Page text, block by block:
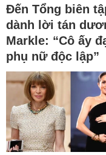
Đến Tổng biên
dành lời tán
Markle: “Cô ấy
phụ nữ độc lập”